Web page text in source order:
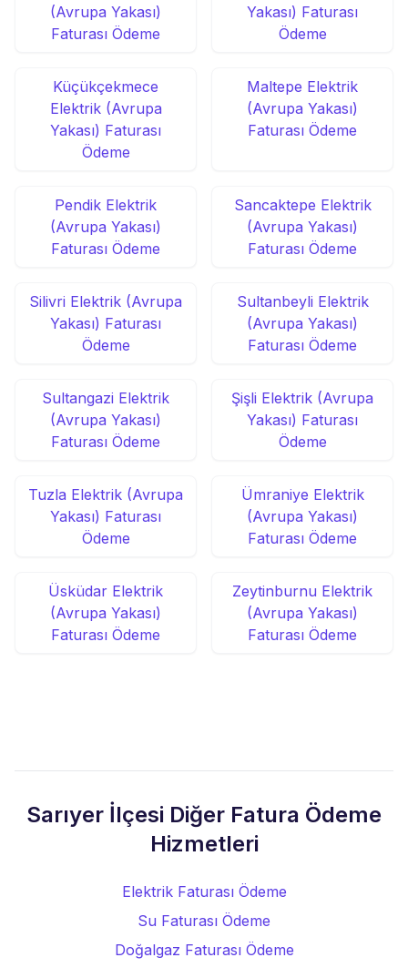
(Avrupa Yakası)
Faturası Ödeme
Yakası) Faturası
Ödeme
Küçükçekmece
Elektrik (Avrupa
Yakası) Faturası
Ödeme
Maltepe Elektrik
(Avrupa Yakası)
Faturası Ödeme
Pendik Elektrik
(Avrupa Yakası)
Faturası Ödeme
Sancaktepe Elektrik
(Avrupa Yakası)
Faturası Ödeme
Silivri Elektrik (Avrupa
Yakası) Faturası
Ödeme
Sultanbeyli Elektrik
(Avrupa Yakası)
Faturası Ödeme
Sultangazi Elektrik
(Avrupa Yakası)
Faturası Ödeme
Şişli Elektrik (Avrupa
Yakası) Faturası
Ödeme
Tuzla Elektrik (Avrupa
Yakası) Faturası
Ödeme
Ümraniye Elektrik
(Avrupa Yakası)
Faturası Ödeme
Üsküdar Elektrik
(Avrupa Yakası)
Faturası Ödeme
Zeytinburnu Elektrik
(Avrupa Yakası)
Faturası Ödeme
Sarıyer İlçesi Diğer Fatura Ödeme
Hizmetleri
Elektrik Faturası Ödeme
Su Faturası Ödeme
Doğalgaz Faturası Ödeme